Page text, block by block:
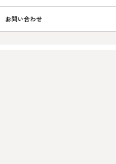
お問い合わせ